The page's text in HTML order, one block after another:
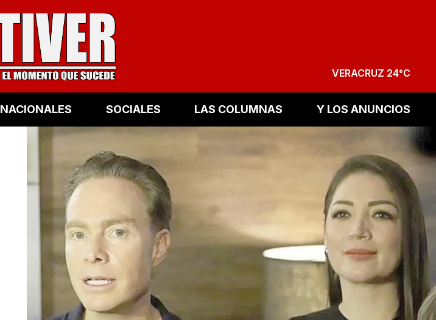
VERACRUZ 24°C
NACIONALES SOCIALES LAS COLUMNAS Y LOS ANUNCIOS